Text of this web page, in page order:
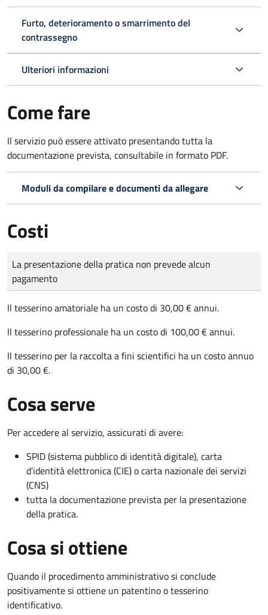
Furto, deterioramento o smarrimento del
contrassegno
Ulteriori informazioni
Come fare
Il servizio può essere attivato presentando tutta la
documentazione prevista, consultabile in formato PDF.
Moduli da compilare e documenti da allegare
Costi
Tipo di pagamento
Importo
La presentazione della pratica non prevede alcun
pagamento
Il tesserino amatoriale ha un costo di 30,00 € annui.
Il tesserino professionale ha un costo di 100,00 € annui.
Il tesserino per la raccolta a fini scientifici ha un costo annuo
di 30,00 €.
Cosa serve
Per accedere al servizio, assicurati di avere:
SPID (sistema pubblico di identità digitale), carta
d’identità elettronica (CIE) o carta nazionale dei servizi
(CNS)
tutta la documentazione prevista per la presentazione
della pratica.
Cosa si ottiene
Quando il procedimento amministrativo si conclude
positivamente si ottiene un patentino o tesserino
identificativo.